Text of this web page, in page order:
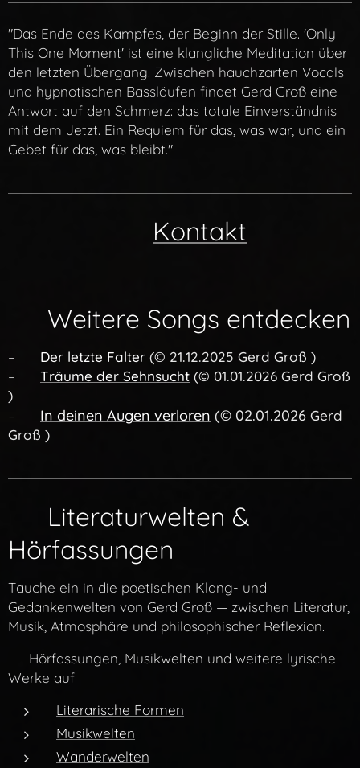
"Das Ende des Kampfes, der Beginn der Stille. 'Only
This One Moment' ist eine klangliche Meditation über
den letzten Übergang. Zwischen hauchzarten Vocals
und hypnotischen Bassläufen findet Gerd Groß eine
Antwort auf den Schmerz: das totale Einverständnis
mit dem Jetzt. Ein Requiem für das, was war, und ein
Gebet für das, was bleibt."
Kontakt
🔗 Weitere Songs entdecken
– 🎧 Der letzte Falter (© 21.12.2025 Gerd Groß )
– 🎧 Träume der Sehnsucht (© 01.01.2026 Gerd Groß
)
– 🎧 In deinen Augen verloren (© 02.01.2026 Gerd
Groß )
✨ Literaturwelten &
Hörfassungen
Tauche ein in die poetischen Klang- und
Gedankenwelten von Gerd Groß — zwischen Literatur,
Musik, Atmosphäre und philosophischer Reflexion.
👉 Hörfassungen, Musikwelten und weitere lyrische
Werke auf
Literarische Formen
Musikwelten
Wanderwelten